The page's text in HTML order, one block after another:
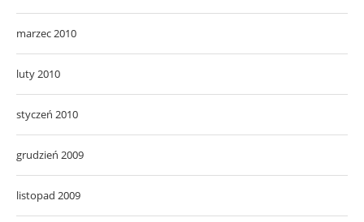
marzec 2010
luty 2010
styczeń 2010
grudzień 2009
listopad 2009